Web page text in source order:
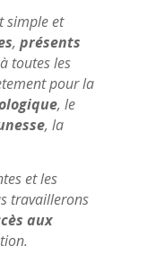
simple et
, présents
à toutes les
pour la
, le
, la
et les
travaillerons
aux